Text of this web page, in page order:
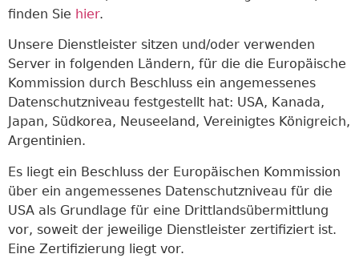
finden Sie hier.
Unsere Dienstleister sitzen und/oder verwenden
Server in folgenden Ländern, für die die Europäische
Kommission durch Beschluss ein angemessenes
Datenschutzniveau festgestellt hat: USA, Kanada,
Japan, Südkorea, Neuseeland, Vereinigtes Königreich,
Argentinien.
Es liegt ein Beschluss der Europäischen Kommission
über ein angemessenes Datenschutzniveau für die
USA als Grundlage für eine Drittlandsübermittlung
vor, soweit der jeweilige Dienstleister zertifiziert ist.
Eine Zertifizierung liegt vor.